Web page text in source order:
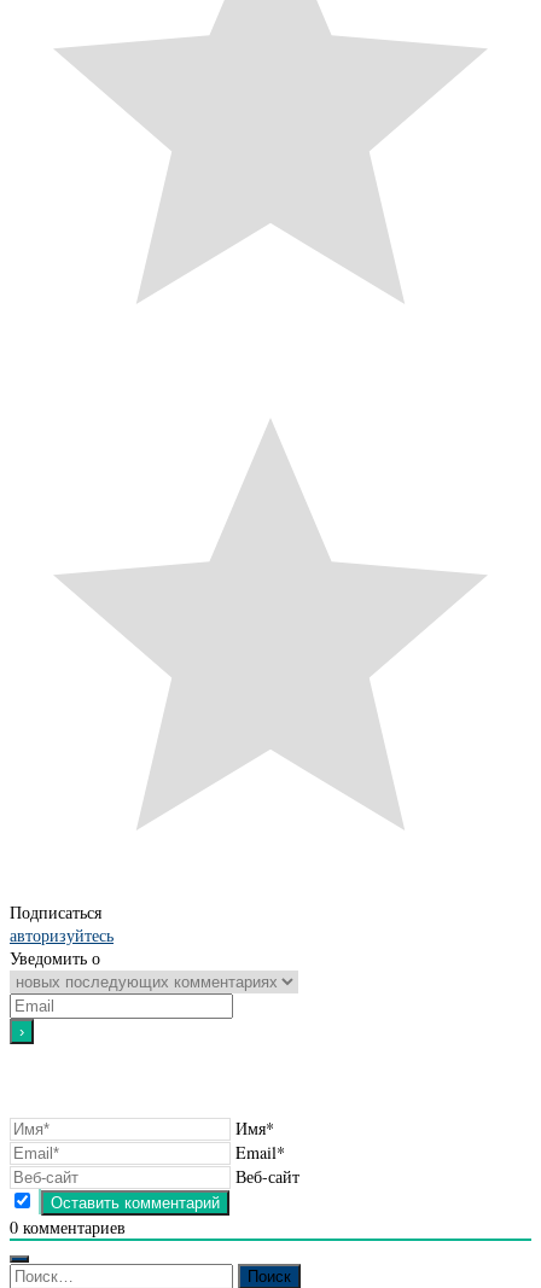
Подписаться
авторизуйтесь
Уведомить о
Имя*
Email*
Веб-сайт
0 комментариев
Найти: